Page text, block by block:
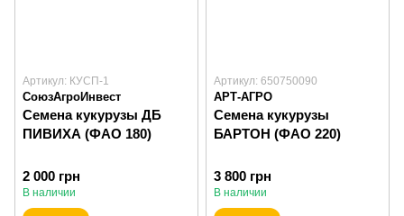
Артикул: КУСП-1
СоюзАгроИнвест
Семена кукурузы ДБ
ПИВИХА (ФАО 180)
2 000 грн
В наличии
Артикул: 650750090
АРТ-АГРО
Семена кукурузы
БАРТОН (ФАО 220)
3 800 грн
В наличии